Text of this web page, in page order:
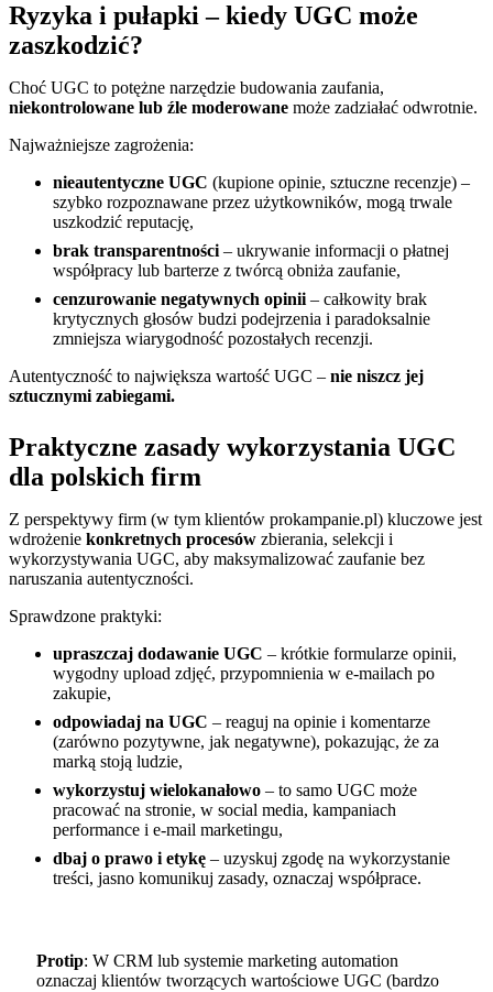
Ryzyka i pułapki – kiedy UGC może
zaszkodzić?
Choć UGC to potężne narzędzie budowania zaufania,
niekontrolowane lub źle moderowane może zadziałać odwrotnie.
Najważniejsze zagrożenia:
nieautentyczne UGC (kupione opinie, sztuczne recenzje) –
szybko rozpoznawane przez użytkowników, mogą trwale
uszkodzić reputację,
brak transparentności – ukrywanie informacji o płatnej
współpracy lub barterze z twórcą obniża zaufanie,
cenzurowanie negatywnych opinii – całkowity brak
krytycznych głosów budzi podejrzenia i paradoksalnie
zmniejsza wiarygodność pozostałych recenzji.
Autentyczność to największa wartość UGC – nie niszcz jej
sztucznymi zabiegami.
Praktyczne zasady wykorzystania UGC
dla polskich firm
Z perspektywy firm (w tym klientów prokampanie.pl) kluczowe jest
wdrożenie konkretnych procesów zbierania, selekcji i
wykorzystywania UGC, aby maksymalizować zaufanie bez
naruszania autentyczności.
Sprawdzone praktyki:
upraszczaj dodawanie UGC – krótkie formularze opinii,
wygodny upload zdjęć, przypomnienia w e-mailach po
zakupie,
odpowiadaj na UGC – reaguj na opinie i komentarze
(zarówno pozytywne, jak negatywne), pokazując, że za
marką stoją ludzie,
wykorzystuj wielokanałowo – to samo UGC może
pracować na stronie, w social media, kampaniach
performance i e-mail marketingu,
dbaj o prawo i etykę – uzyskuj zgodę na wykorzystanie
treści, jasno komunikuj zasady, oznaczaj współprace.
Protip: W CRM lub systemie marketing automation
oznaczaj klientów tworzących wartościowe UGC (bardzo